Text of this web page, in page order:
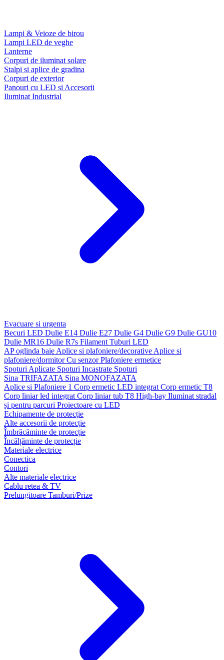
Lampi & Veioze de birou
Lampi LED de veghe
Lanterne
Corpuri de iluminat solare
Stalpi si aplice de gradina
Corpuri de exterior
Panouri cu LED si Accesorii
Iluminat Industrial
Evacuare si urgenta
Becuri LED Dulie E14 Dulie E27 Dulie G4 Dulie G9 Dulie GU10
Dulie MR16 Dulie R7s Filament Tuburi LED
AP oglinda baie Aplice si plafoniere/decorative Aplice si
plafoniere/dormitorCu senzorPlafoniere ermetice
Spoturi Aplicate Spoturi Incastrate Spoturi
Sina TRIFAZATA Sina MONOFAZATA
Aplice si Plafoniere 1 Corp ermetic LED integrat Corp ermetic T8
Corp liniar led integrat Corp liniar tub T8 High-bay Iluminat stradal
și pentru parcuri Proiectoare cu LED
Echipamente de protecție
Alte accesorii de protecție
Îmbrăcăminte de protecție
Încălțăminte de protecție
Materiale electrice
Conectica
Contori
Alte materiale electrice
Cablu retea & TV
Prelungitoare Tamburi/Prize